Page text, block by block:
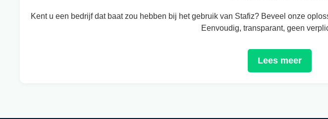
Kent u een bedrijf dat baat zou hebben bij het gebruik van Stafiz? Beveel onze
Eenvoudig, transparant, geen
Lees meer